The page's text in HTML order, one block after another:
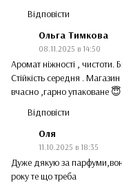
Відповісти
Ольга Тимкова
08.11.2025 в 14:50
Аромат ніжності , чистоти.
Стійкість середня .
вчасно ,гарно упаковане 😇
Відповісти
Оля
11.10.2025 в 18:35
Дуже дякую за
року те що треба